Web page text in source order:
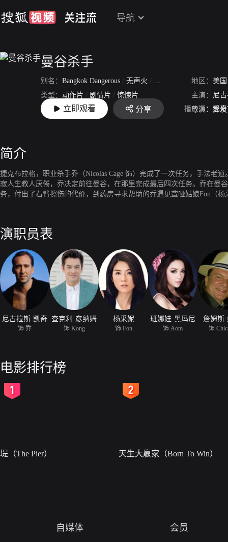
导航
曼谷杀手
别名： Bangkok Dangerous / 无声火 / 无声火2.0 地区： 美国
类型： 动作片 / 剧情片 / 惊悚片 主演： 尼
上映： 2008-09-04 导演： 彭发
立即观看 分享 播放源： 爱
简介
捷克布拉格，职业杀手乔（Nicolas Cage 饰）完成了一次任务，手法老
寂人生教人厌倦，乔决定前往曼谷，在那里完成最后四次任务。乔在曼
务，付出了右臂擦伤的代价，到药房寻求帮助的乔遇见聋哑姑娘Fon（
演职员表
尼古拉斯·凯奇
饰 乔
查克利·彦纳姆
饰 Kong
杨采妮
饰 Fon
班娜娃·黑玛尼
饰 Aom
詹姆斯
饰
电影排行榜
堤（The Pier） 天生大赢家（Born To Win）
自媒体 会员